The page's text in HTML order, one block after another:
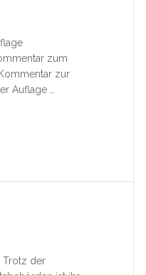
zum
zur
Auflage …
Trotz der